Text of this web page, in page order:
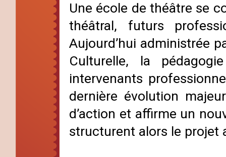
Une école de théâtre se
théâtral, futurs
Aujourd’hui administrée
Culturelle, la
intervenants
dernière évolution
d’action et affirme un
structurent alors le projet